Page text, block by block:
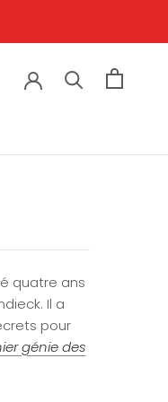
quatre ans
Il a
pour
génie des